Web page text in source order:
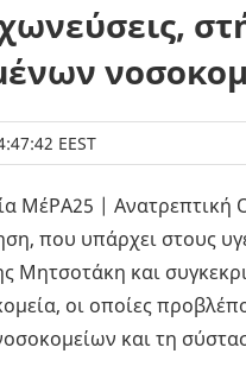
EEST
ΜέΡΑ25 | Ανατρεπτική
που υπάρχει στους
Μητσοτάκη και
οι οποίες
και τη